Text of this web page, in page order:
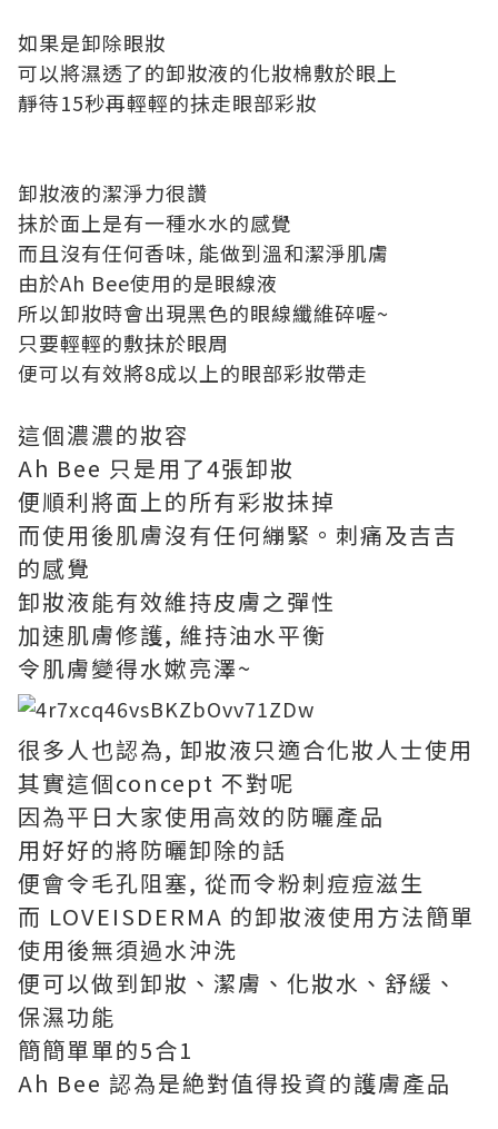
如果是卸除眼妝
可以將濕透了的卸妝液的化妝棉敷於眼上
靜待15秒再輕輕的抺走眼部彩妝
卸妝液的潔淨力很讚
抺於面上是有一種水水的感覺
而且沒有任何香味, 能做到溫和潔淨肌膚
由於Ah Bee使用的是眼線液
所以卸妝時會出現黑色的眼線纖維碎喔~
只要輕輕的敷抺於眼周
便可以有效將8成以上的眼部彩妝帶走
這個濃濃的妝容
Ah Bee 只是用了4張卸妝
便順利將面上的所有彩妝抺掉
而使用後肌膚沒有任何繃緊。刺痛及吉吉
的感覺
卸妝液能有效維持皮膚之彈性
加速肌膚修護, 維持油水平衡
令肌膚變得水嫰亮澤~
很多人也認為, 卸妝液只適合化妝人士使用
其實這個concept 不對呢
因為平日大家使用高效的防曬產品
用好好的將防曬卸除的話
便會令毛孔阻塞, 從而令粉刺痘痘滋生
而 LOVEISDERMA 的卸妝液使用方法簡單
使用後無須過水沖洗
便可以做到卸妝、潔膚、化妝水、舒緩、
保濕功能
簡簡單單的5合1
Ah Bee 認為是絶對值得投資的護膚產品